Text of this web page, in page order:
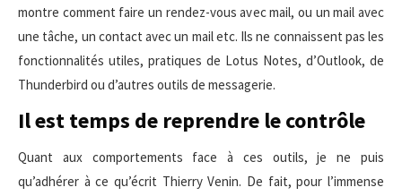
montre comment faire un rendez-vous avec mail, ou un mail avec
une tâche, un contact avec un mail etc. Ils ne connaissent pas les
fonctionnalités utiles, pratiques de Lotus Notes, d’Outlook, de
Thunderbird ou d’autres outils de messagerie.
Il est temps de reprendre le contrôle
Quant aux comportements face à ces outils, je ne puis
qu’adhérer à ce qu’écrit Thierry Venin. De fait, pour l’immense